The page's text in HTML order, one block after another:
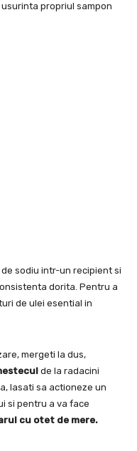
propriul sampon
sodiu intr-un recipient si
dorita. Pentru a
de ulei esential in
mergeti la dus,
de la radacini
lasati sa actioneze un
si pentru a va face
cu otet de mere.